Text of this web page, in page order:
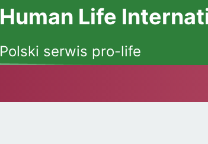
Human Life
Polski serwis pro-life